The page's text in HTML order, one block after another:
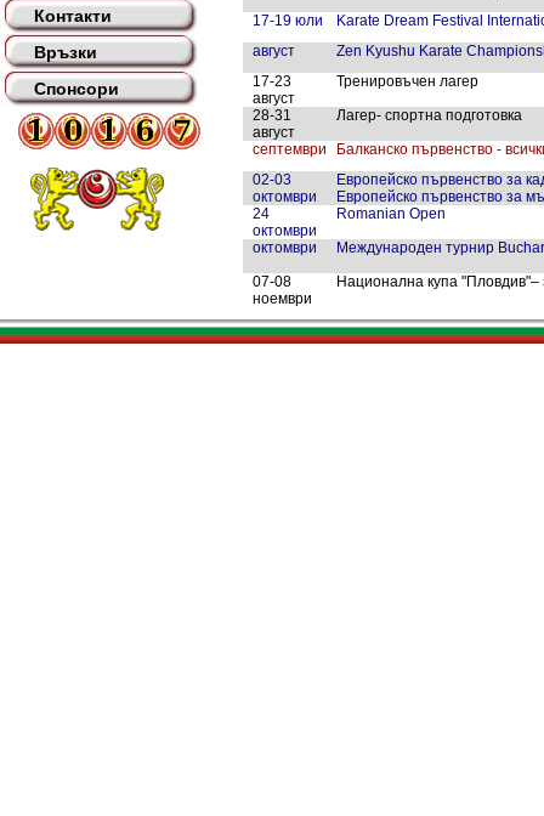
Контакти
Връзки
Спонсори
17-19 юли
Karate Dream Festival
август
Zen Kyushu Karate
17-23
август
Тренировъчен лагер
28-31
август
Лагер- спортна подготовка
септември
Балканско първенство -
02-03
октомври
Европейско първенство за
Европейско първенство за
24
октомври
Romanian Open
октомври
Международен турнир
07-08
ноември
Национална купа "Пловдив"–